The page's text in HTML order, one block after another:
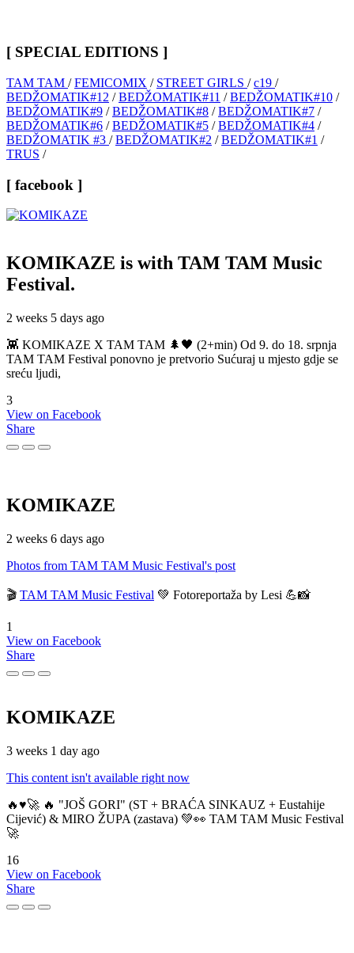
[ SPECIAL EDITIONS ]
TAM TAM /FEMICOMIX / STREET GIRLS /c19 /
BEDŽOMATIK#12 /BEDŽOMATIK#11 /BEDŽOMATIK#10 /
BEDŽOMATIK#9 /BEDŽOMATIK#8 /BEDŽOMATIK#7 /
BEDŽOMATIK#6 /BEDŽOMATIK#5 /BEDŽOMATIK#4 /
BEDŽOMATIK #3 /BEDŽOMATIK#2 /BEDŽOMATIK#1 /
TRUS /
[ facebook ]
KOMIKAZE is with TAM TAM Music
Festival.
2 weeks 5 days ago
👾 KOMIKAZE X TAM TAM 🌲🖤 (2+min) Od 9. do 18. srpnja
TAM TAM Festival ponovno je pretvorio Sućuraj u mjesto gdje se
sreću ljudi,
3
View on Facebook
Share
KOMIKAZE
2 weeks 6 days ago
Photos from TAM TAM Music Festival's post
🎬 TAM TAM Music Festival 💚 Fotoreportaža by Lesi 💪📸
1
View on Facebook
Share
KOMIKAZE
3 weeks 1 day ago
This content isn't available right now
🔥♥️🚀 🔥 "JOŠ GORI" (ST + BRAĆA SINKAUZ + Eustahije
Cijević) & MIRO ŽUPA (zastava) 💚👀 TAM TAM Music Festival
🚀
16
View on Facebook
Share